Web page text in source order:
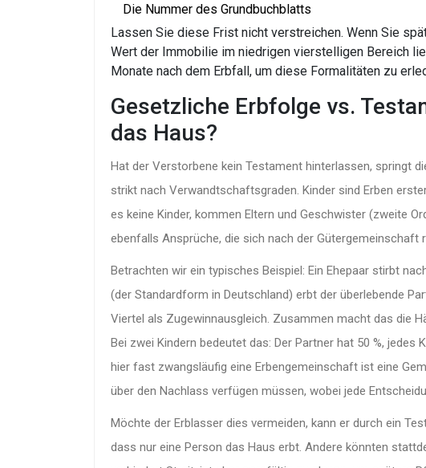
Die Nummer des Grundbuchblatts
Lassen Sie diese Frist nicht verstreichen. Wenn Sie
Wert der Immobilie im niedrigen vierstelligen Bereich
Monate nach dem Erbfall, um diese Formalitäten zu
Gesetzliche Erbfolge vs.
das Haus?
Hat der Verstorbene kein Testament hinterlassen, springt
strikt nach Verwandtschaftsgraden. Kinder sind Erben
es keine Kinder, kommen Eltern und Geschwister (zweite
ebenfalls Ansprüche, die sich nach der Gütergemeinschaft
Betrachten wir ein typisches Beispiel: Ein Ehepaar stirbt
(der Standardform in Deutschland) erbt der überlebende
Viertel als Zugewinnausgleich. Zusammen macht das die
Bei zwei Kindern bedeutet das: Der Partner hat 50 %, jedes
hier fast zwangsläufig eine Erbengemeinschaft ist eine
über den Nachlass verfügen müssen, wobei jede
Möchte der Erblasser dies vermeiden, kann er durch ein
dass nur eine Person das Haus erbt. Andere könnten